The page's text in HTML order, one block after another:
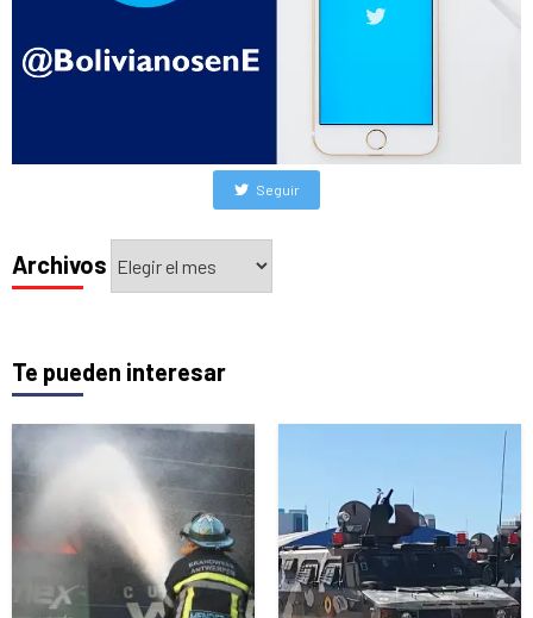
Seguir
Archivos
Archivos
Te pueden interesar